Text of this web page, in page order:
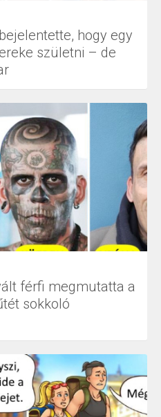
hogy egy
születni – de
férfi megmutatta a
sokkoló